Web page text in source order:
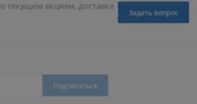
текущим акциям, доставке
Задать вопрос
Подписаться